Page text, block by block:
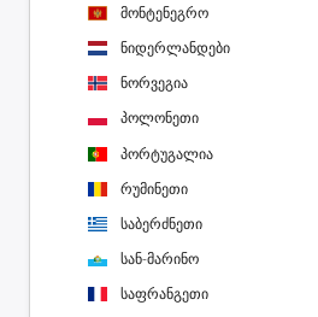
მონტენეგრო
ნიდერლანდები
ნორვეგია
პოლონეთი
პორტუგალია
რუმინეთი
საბერძნეთი
სან-მარინო
საფრანგეთი